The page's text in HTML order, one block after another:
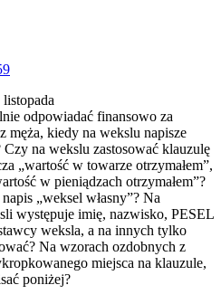
odpowiadać finansowo za
męża, kiedy na wekslu napisze
Czy na wekslu zastosować klauzulę
„wartość w towarze otrzymałem”,
w pieniądzach otrzymałem”?
„weksel własny”? Na
występuje imię, nazwisko, PESEL
weksla, a na innych tylko
Na wzorach ozdobnych z
miejsca na klauzule,
poniżej?